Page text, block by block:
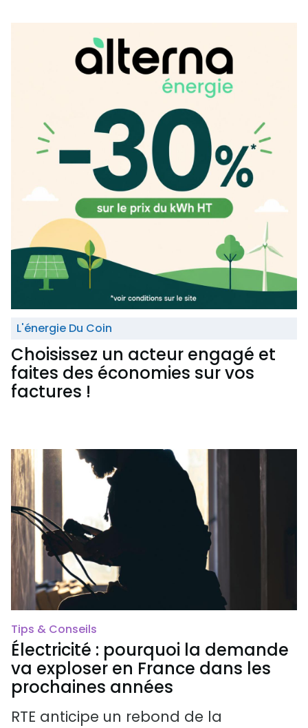
L'énergie Du Coin
Choisissez un acteur engagé et
faites des économies sur vos
factures !
Tips & Conseils
Électricité : pourquoi la demande
va exploser en France dans les
prochaines années
RTE anticipe un rebond de la